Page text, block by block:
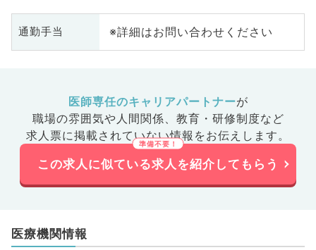
通勤手当 ※詳細はお問い合わせください
医師専任のキャリアパートナーが
職場の雰囲気や人間関係、 教育・研修制度など
求人票に掲載されていない情報をお伝えします。
この求人に似ている求人を紹介してもらう
医療機関情報